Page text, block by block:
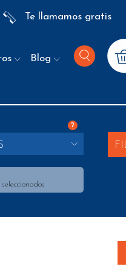
Te llamamos gratis
Blog
?